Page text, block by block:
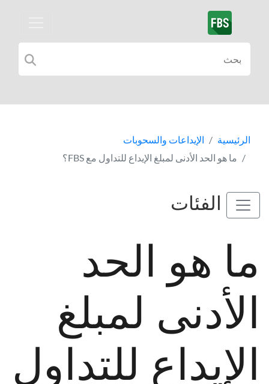
الرئيسية
الإيداعات والسحوبات
ما هو الحد الأدنى لمبلغ الإيداع للتداول مع FBS؟
الفئات
ما هو الحد
الأدنى لمبلغ
الإيداع للتداول